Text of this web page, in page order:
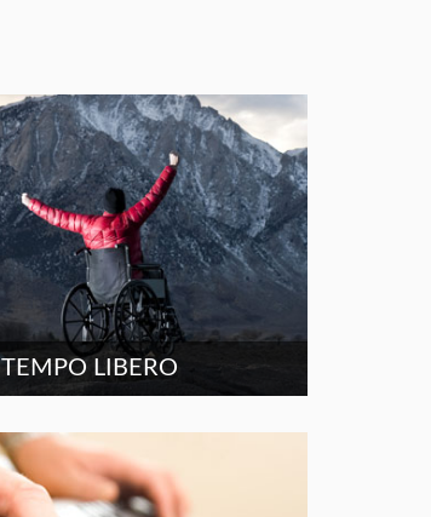
TEMPO LIBERO